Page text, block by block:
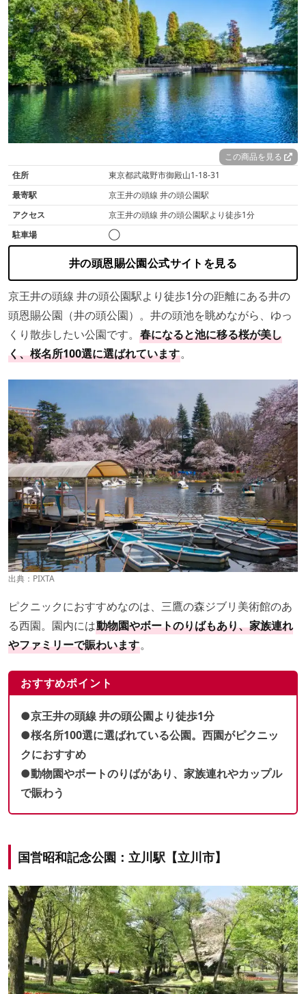
この商品を見る
住所
東京都武蔵野市御殿山1-18-31
最寄駅
京王井の頭線 井の頭公園駅
アクセス
京王井の頭線 井の頭公園駅より徒歩1分
駐車場
◯
井の頭恩賜公園公式サイトを見る
京王井の頭線 井の頭公園駅より徒歩1分の距離にある井の
頭恩賜公園（井の頭公園）。井の頭池を眺めながら、ゆっ
くり散歩したい公園です。 春になると池に移る桜が美し
く、桜名所100選に選ばれています。
出典：PIXTA
ピクニックにおすすめなのは、三鷹の森ジブリ美術館のあ
る西園。園内には動物園やボートのりばもあり、家族連れ
やファミリーで賑わいます。
おすすめポイント
●京王井の頭線 井の頭公園より徒歩1分
●桜名所100選に選ばれている公園。西園がピクニッ
クにおすすめ
●動物園やボートのりばがあり、家族連れやカップル
で賑わう
国営昭和記念公園：立川駅【立川市】